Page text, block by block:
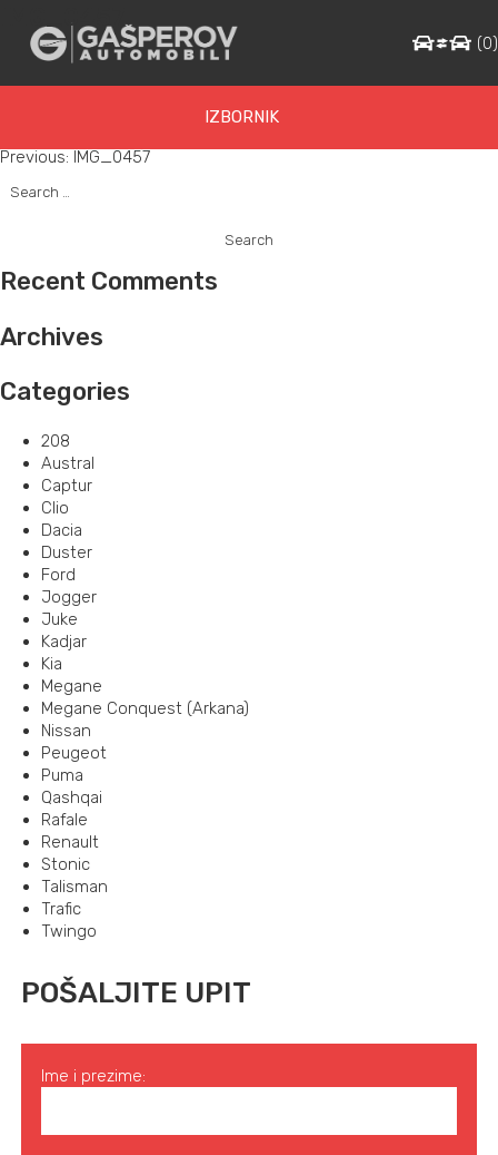
IZBORNIK
(0)
Post
navigation
Previous: IMG_0457
for:
Recent Comments
Archives
Categories
208
Austral
Captur
Clio
Dacia
Duster
Ford
Jogger
Juke
Kadjar
Kia
Megane
Megane Conquest (Arkana)
Nissan
Peugeot
Puma
Qashqai
Rafale
Renault
Stonic
Talisman
Trafic
Twingo
POŠALJITE UPIT
Ime i prezime: